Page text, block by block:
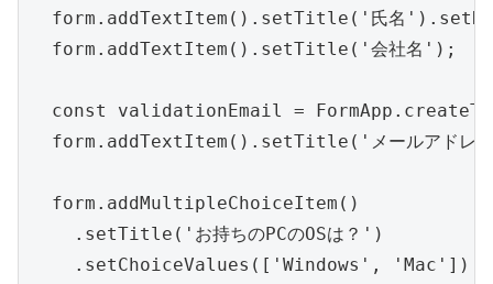
form.addTextItem().setTitle('氏名
  form.addTextItem().setTitle('会社名');
const validationEmail =
form.addTextItem().setTitle('メールアド
  form.addMultipleChoiceItem()
    .setTitle('お持ちのPCのOSは？')
    .setChoiceValues(['Windows', 'Mac'])